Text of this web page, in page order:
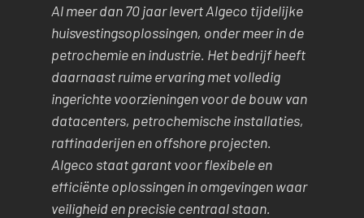
Al meer dan 70 jaar levert Algeco tijdelijke
huisvestingsoplossingen, onder meer in de
petrochemie en industrie. Het bedrijf heeft
daarnaast ruime ervaring met volledig
ingerichte voorzieningen voor de bouw van
datacenters, petrochemische installaties,
raffinaderijen en offshore projecten.
Algeco staat garant voor flexibele en
efficiënte oplossingen in omgevingen waar
veiligheid en precisie centraal staan.